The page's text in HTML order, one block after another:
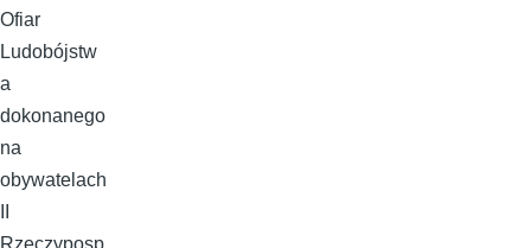
Ofiar
Ludobójstw
a
dokonanego
na
obywatelach